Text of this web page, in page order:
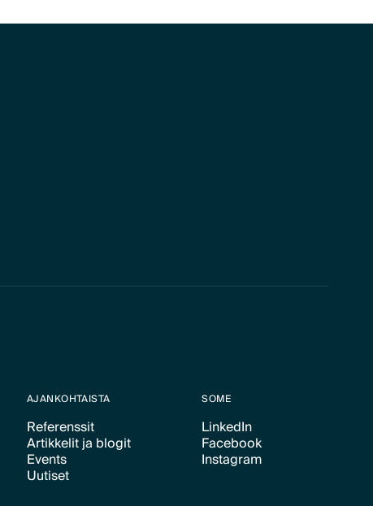
AJANKOHTAISTA
Referenssit
Text Link
Artikkelit ja blogit
Text Link
Events
Text Link
Uutiset
SOME
LinkedIn
Text Link
Facebook
Text Link
Instagram